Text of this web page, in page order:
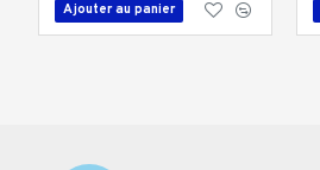
Ajouter au panier